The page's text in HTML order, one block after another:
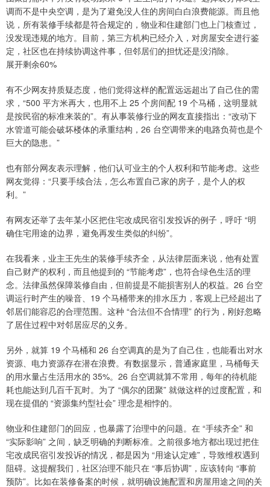
调而不是中央空调，是为了避免没人住的房间白白浪费能源。而且他
说，所有装修手续都是符合规定的，物业和住建部门也上门核查过，
没发现违规的地方。目前，第三方机构已经介入，对房屋安全进行鉴
定，社区也在持续协调这件事，但邻居们的担忧还是没消除。
展开剩余60%
有不少网友持质疑态度，他们觉得这样的配置远远超出了自己住的需
求，“500 平方米再大，也用不上 25 个房间配 19 个马桶，这明显就
是按民宿的标准来装的”。有从事装修行业的网友直接指出：“改动下
水管道可能会破坏楼体的承重结构，26 台空调带来的电路负荷也是个
巨大的隐患。”
也有部分网友表示理解，他们认可业主的个人权利和节能考虑。这些
网友觉得：“只要手续合法，怎么布置自己家的房子，是个人的权
利。”
有网友还举了去年某小区把住宅改成民宿引发投诉的例子，呼吁 “明
确住宅用途的边界，避免再发生类似的纠纷”。
在我看来，业主王先生的装修手续齐全，从法律层面来说，他有处置
自己财产的权利，而且他提到的 “节能考虑”，也符合绿色生活的理
念。法律虽然保障装修自由，但前提是不能损害别人的权益。26 台空
调运行时产生的噪音、19 个马桶带来的排水压力，客观上已经超出了
邻居们能容忍的合理范围。这种 “合法但不合情理” 的行为，刚好忽略
了居住过程中对邻居应尽的义务。
另外，就算 19 个马桶和 26 台空调真的是为了自己住，也能看出对水
资源、电力资源存在潜在浪费。有数据显示，普通家庭里，马桶每天
的用水量占生活用水的 35%。26 台空调就算不常用，每年的待机能
耗也能达到几百千瓦时。为了 “偶尔的团聚” 就做这样的过度配置，和
现在提倡的 “资源集约型社会” 理念是相悖的。
物业和住建部门的回应，也暴露了治理中的问题。在 “手续齐全” 和
“实际影响” 之间，缺乏明确的判断标准。之前很多地方都出现过把住
宅改成民宿引发投诉的情况，都是因为 “用途认定难”，导致维权遇到
阻碍。这提醒我们，社区治理不能只在 “事后协调”，应该转向 “事前
预防”。比如在装修备案的时候，就明确设施配置和房屋用途之间的关